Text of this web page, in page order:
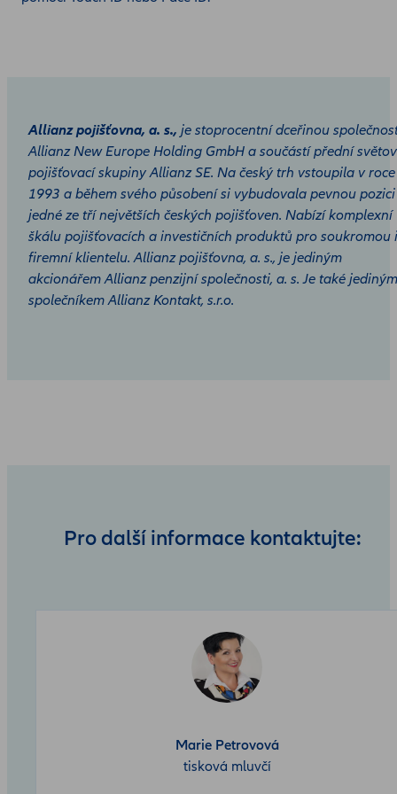
Allianz pojišťovna, a. s., je stoprocentní dceřinou
Allianz New Europe Holding GmbH a součástí přední
pojišťovací skupiny Allianz SE. Na český trh vstoupila v roce
1993 a během svého působení si vybudovala pevnou pozici
jedné ze tří největších českých pojišťoven. Nabízí komplexní
škálu pojišťovacích a investičních produktů pro soukromou i
firemní klientelu. Allianz pojišťovna, a. s., je jediným
akcionářem Allianz penzijní společnosti, a. s. Je také jediným
společníkem Allianz Kontakt, s.r.o.
Pro další informace kontaktujte:
Marie Petrovová
tisková mluvčí